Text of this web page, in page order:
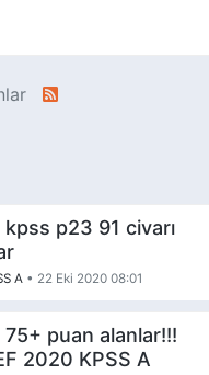
kpss p23 91 civarı
A • 22 Eki 2020 08:01
75+ puan alanlar!!!
2020 KPSS A